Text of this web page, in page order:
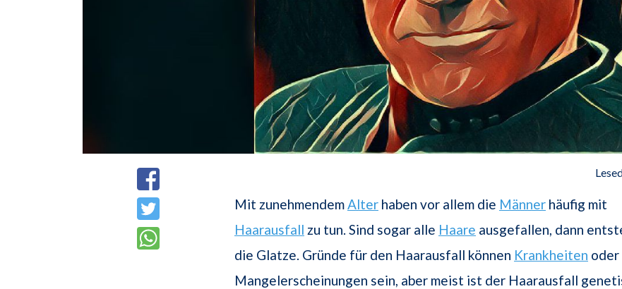
Mit zunehmendemAlter haben vor allem die Männer häufig mit
Haarausfall zu tun. Sind sogar alle Haare ausgefallen, dann
die Glatze. Gründe für den Haarausfall können Krankheiten oder
Mangelerscheinungen sein, aber meist ist der Haarausfall